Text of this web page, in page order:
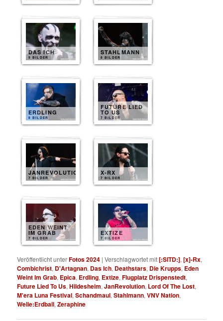
DAS ICH
9 BILDER
STAHLMANN
8 BILDER
ERDLING
8 BILDER
FUTURE LIED
TO US
7 BILDER
JANREVOLUTION
7 BILDER
X-RX
7 BILDER
EDEN WEINT
IM GRAB
7 BILDER
EXTIZE
7 BILDER
Veröffentlicht unterFotos 2024 |Verschlagwortet mit[:SITD:],[x]-Rx,
Combichrist, D'Artagnan, Das Ich, Deathstars, Die Krupps, Eden
Weint Im Grab, Epica, Erdling, Extize,Flugplatz Drispenstedt,
Future Lied To Us,Hildesheim,JanRevolution, Lord Of The Lost,
M'era Luna Festival,Schandmaul,Stahlmann,VNV Nation,
Welle:Erdball,Zeraphine